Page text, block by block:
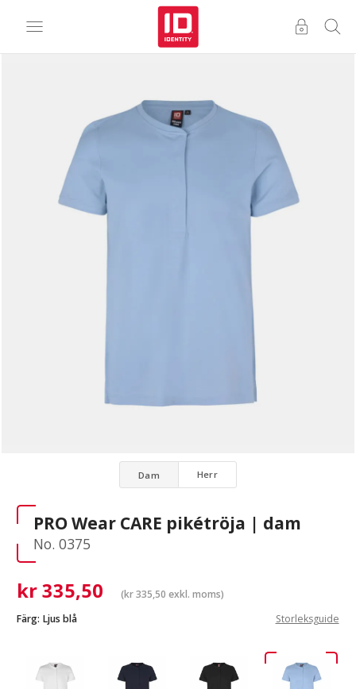
Dam Herr
PRO Wear CARE pikétröja | dam
No. 0375
kr 335,50 (kr335,50 exkl. moms)
Färg: Ljus blå Storleksguide